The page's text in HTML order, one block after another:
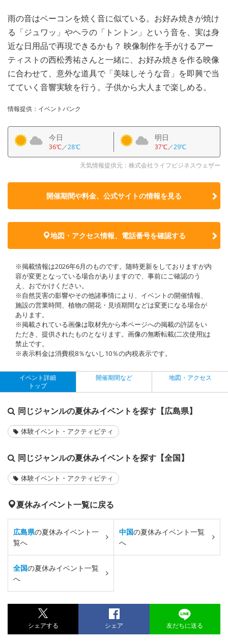
雨の音はベーコンを焼く音に似ている。お好み焼きが焼け
る「ジュワッ」やヘラの「トントン」という音を、実は身
近な日用品で再現できるかも？ 映像制作を手がけるアー
ティストの西松秀祐さんと一緒に、お好み焼きを作る映像
に合わせて、意外な道具で「美味しそうな音」を即興で当
てていく音響実験を行う。子供から大人まで楽しめる。
情報提供：イベントバンク
今日
36℃／28℃
明日
37℃／29℃
天気情報提供元：株式会社ライフビジネスウェザー
開催期間や料金、公式サイトの情報を見る
地図・アクセス情報、電話番号を確認する
※掲載情報は2026年6月のものです。随時更新をしておりますが内
容が変更となっている場合がありますので、事前にご確認のう
え、おでかけください。
※自然災害の影響やその他諸事情により、イベントの開催情報、
施設の営業時間、植物の開花・見頃期間などは変更になる場合が
あります。
※掲載されている画像は取材先から本ページへの掲載の許諾をい
ただき、提供されたものとなります。画像の無断転載(二次使用)は
禁止です。
※表示料金は消費税8％ないし10％の内税表示です。
イベント詳細
トップ
開催期間など 地図・アクセス
同じジャンルの夏休みイベントを探す【広島県】
体験イベント・アクティビティ
同じジャンルの夏休みイベントを探す【全国】
体験イベント・アクティビティ
夏休みイベント一覧に戻る
広島県の夏休みイベント一
覧へ
中国の夏休みイベント一覧
へ
全国の夏休みイベント一覧
へ
シェアする シェア 友だちに送る